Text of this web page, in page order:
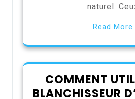
naturel.
Read More
COMMENT
BLANCHISSEUR